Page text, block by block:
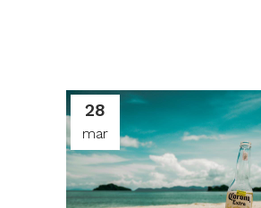
28
mar